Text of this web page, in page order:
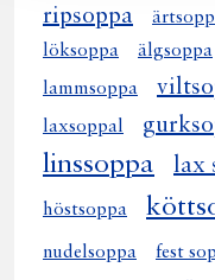
ripsoppa
löksoppa älgsoppa
lammsoppa
laxsoppal
linssoppa lax
höstsoppa
nudelsoppa fest